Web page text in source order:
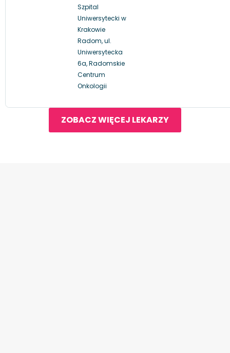
Szpital
Uniwersytecki w
Krakowie
Radom, ul.
Uniwersytecka
6a, Radomskie
Centrum
Onkologii
ZOBACZ WIĘCEJ LEKARZY